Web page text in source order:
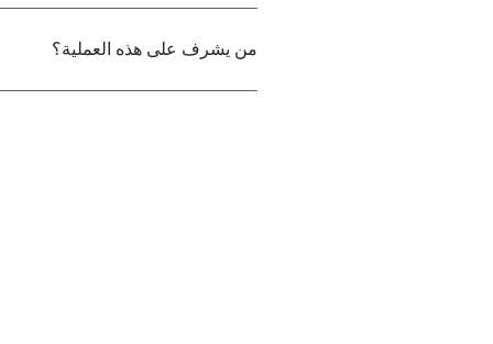
من يشرف على هذه العملية؟